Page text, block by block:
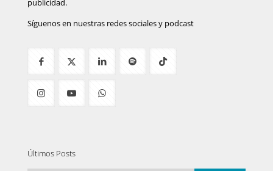
publicidad.
Síguenos en nuestras redes sociales y podcast
Últimos Posts